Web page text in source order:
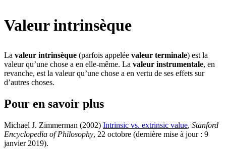
Valeur intrinsèque
La valeur intrinsèque (parfois appelée valeur terminale) est la
valeur qu’une chose a en elle-même. La valeur instrumentale, en
revanche, est la valeur qu’une chose a en vertu de ses effets sur
d’autres choses.
Pour en savoir plus
Michael J. Zimmerman (2002) Intrinsic vs. extrinsic value, Stanford
Encyclopedia of Philosophy, 22 octobre (dernière mise à jour : 9
janvier 2019).